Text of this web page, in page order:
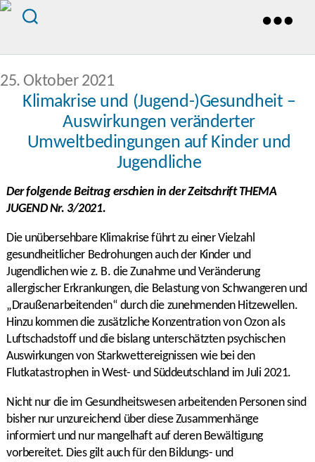
Kategorien
Veröffentlichungsdatum
25. Oktober 2021
Klimakrise und (Jugend-)Gesundheit –
Auswirkungen veränderter
Umweltbedingungen auf Kinder und
Jugendliche
Der folgende Beitrag erschien in der Zeitschrift THEMA
JUGEND Nr. 3/2021.
Die unübersehbare Klimakrise führt zu einer Vielzahl
gesundheitlicher Bedrohungen auch der Kinder und
Jugendlichen wie z. B. die Zunahme und Veränderung
allergischer Erkrankungen, die Belastung von Schwangeren und
„Draußenarbeitenden“ durch die zunehmenden Hitzewellen.
Hinzu kommen die zusätzliche Konzentration von Ozon als
Luftschadstoff und die bislang unterschätzten psychischen
Auswirkungen von Starkwettereignissen wie bei den
Flutkatastrophen in West- und Süddeutschland im Juli 2021.
Nicht nur die im Gesundheitswesen arbeitenden Personen sind
bisher nur unzureichend über diese Zusammenhänge
informiert und nur mangelhaft auf deren Bewältigung
vorbereitet. Dies gilt auch für den Bildungs- und